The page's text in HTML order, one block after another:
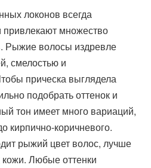
локонов всегда
множество
Рыжие волосы издревле
смелостью и
прическа выглядела
подобрать оттенок и
тон имеет много вариаций,
кирпично-коричневого.
рыжий цвет волос, лучше
кожи. Любые оттенки